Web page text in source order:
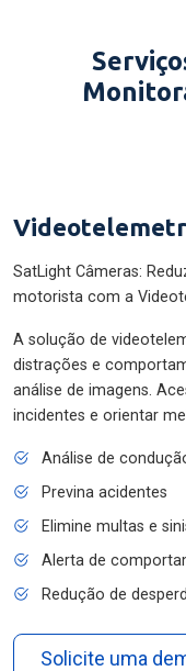
SatLight Câmeras:
motorista com a
A solução de
distrações e
análise de imagens.
incidentes e orientar
Análise de
Previna acidentes
Elimine multas e
Alerta de
Redução de
Solicite uma